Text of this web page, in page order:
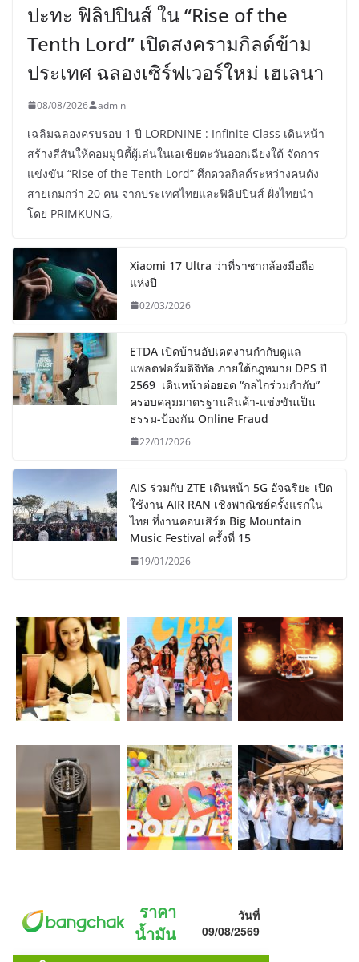
ปะทะ ฟิลิปปินส์ ใน “Rise of the
Tenth Lord” เปิดสงครามกิลด์ข้าม
ประเทศ ฉลองเซิร์ฟเวอร์ใหม่ เฮเลนา
08/08/2026 admin
เฉลิมฉลองครบรอบ 1 ปี LORDNINE : Infinite Class เดินหน้า
สร้างสีสันให้คอมมูนิตี้ผู้เล่นในเอเชียตะวันออกเฉียงใต้ จัดการ
แข่งขัน “Rise of the Tenth Lord” ศึกดวลกิลด์ระหว่างคนดัง
สายเกมกว่า 20 คน จากประเทศไทยและฟิลิปปินส์ ฝั่งไทยนำ
โดย PRIMKUNG,
Xiaomi 17 Ultra ว่าที่ราชากล้องมือถือ
แห่งปี
02/03/2026
ETDA เปิดบ้านอัปเดตงานกำกับดูแล
แพลตฟอร์มดิจิทัล ภายใต้กฎหมาย DPS ปี
2569 เดินหน้าต่อยอด “กลไกร่วมกำกับ”
ครอบคลุมมาตรฐานสินค้า-แข่งขันเป็น
ธรรม-ป้องกัน Online Fraud
22/01/2026
AIS ร่วมกับ ZTE เดินหน้า 5G อัจฉริยะ เปิด
ใช้งาน AIR RAN เชิงพาณิชย์ครั้งแรกใน
ไทย ที่งานคอนเสิร์ต Big Mountain
Music Festival ครั้งที่ 15
19/01/2026